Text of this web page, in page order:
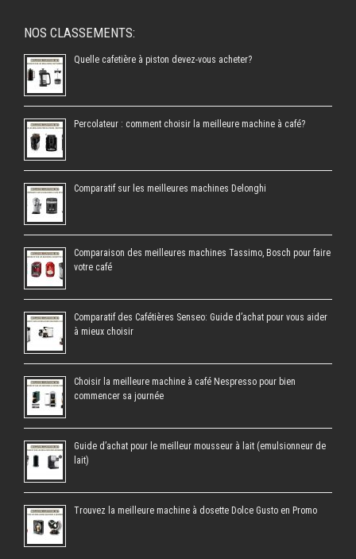
NOS CLASSEMENTS:
Quelle cafetière à piston devez-vous acheter?
Percolateur : comment choisir la meilleure machine à café?
Comparatif sur les meilleures machines Delonghi
Comparaison des meilleures machines Tassimo, Bosch pour faire
votre café
Comparatif des Cafétières Senseo: Guide d’achat pour vous aider
à mieux choisir
Choisir la meilleure machine à café Nespresso pour bien
commencer sa journée
Guide d’achat pour le meilleur mousseur à lait (emulsionneur de
lait)
Trouvez la meilleure machine à dosette Dolce Gusto en Promo